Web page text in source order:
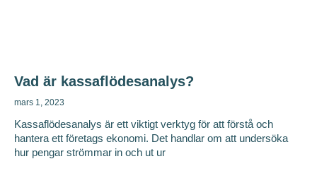
Vad är kassaflödesanalys?
mars 1, 2023
Kassaflödesanalys är ett viktigt verktyg för att förstå och
hantera ett företags ekonomi. Det handlar om att undersöka
hur pengar strömmar in och ut ur